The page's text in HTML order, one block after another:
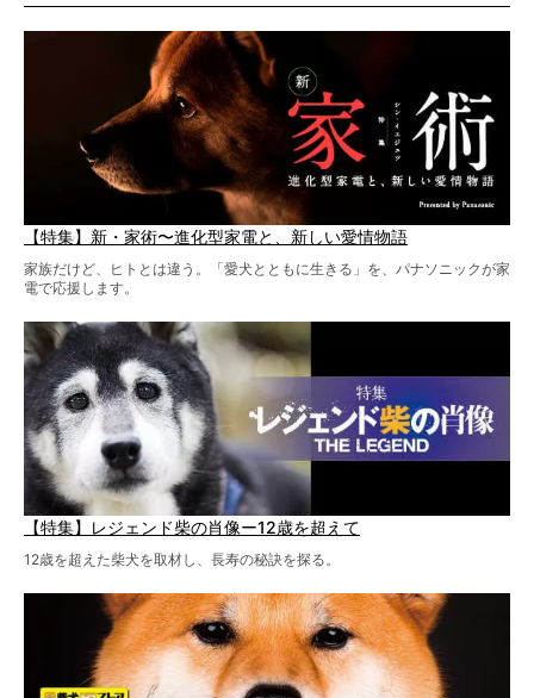
【特集】新・家術〜進化型家電と、新しい愛情物語
家族だけど、ヒトとは違う。「愛犬とともに生きる」を、パナソニックが家
電で応援します。
【特集】レジェンド柴の肖像ー12歳を超えて
12歳を超えた柴犬を取材し、長寿の秘訣を探る。